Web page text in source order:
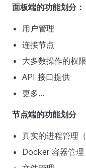
面板端的功能划分：
用户管理
连接节点
大多数操作的权
API 接口提供
更多...
节点端的功能划分
真实的进程管理
Docker 容器管理